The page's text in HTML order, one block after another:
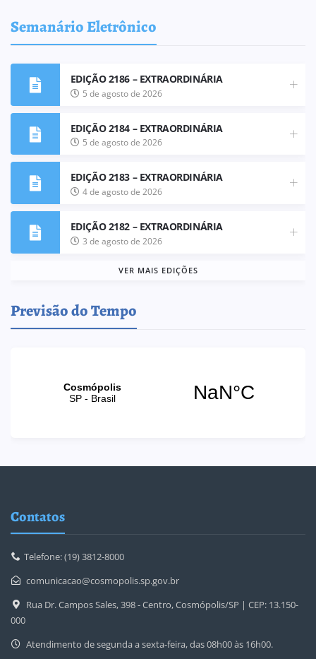
Semanário Eletrônico
EDIÇÃO 2186 – EXTRAORDINÁRIA
5 de agosto de 2026
EDIÇÃO 2184 – EXTRAORDINÁRIA
5 de agosto de 2026
EDIÇÃO 2183 – EXTRAORDINÁRIA
4 de agosto de 2026
EDIÇÃO 2182 – EXTRAORDINÁRIA
3 de agosto de 2026
VER MAIS EDIÇÕES
Previsão do Tempo
Contatos
Telefone: (19) 3812-8000
comunicacao@cosmopolis.sp.gov.br
Rua Dr. Campos Sales, 398 - Centro, Cosmópolis/SP | CEP: 13.150-
000
Atendimento de segunda a sexta-feira, das 08h00 às 16h00.